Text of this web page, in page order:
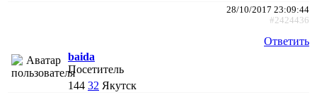
28/10/2017 23:09:44
#2424436
Ответить
baida
Посетитель
144 32 Якутск